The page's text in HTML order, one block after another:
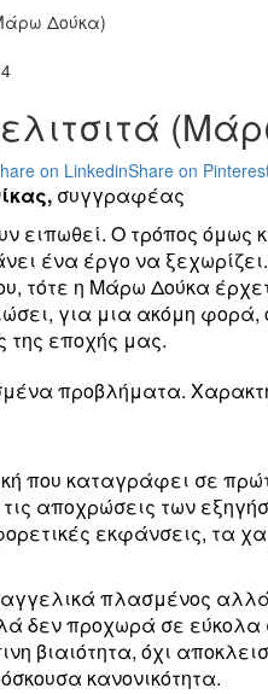
Δούκα)
on LinkedinShare on
συγγραφέας
ειπωθεί. Ο τρόπος όμως
ένα έργο να
τότε η Μάρω Δούκα
για μια ακόμη φορά,
της εποχής μας.
προβλήματα.
που καταγράφει σε
αποχρώσεις των
εκφάνσεις, τα
πλασμένος
δεν προχωρά σε
βιαιότητα, όχι
κανονικότητα.